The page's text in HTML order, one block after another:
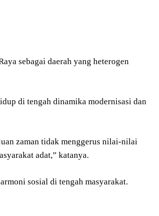
sebagai daerah yang heterogen
di tengah dinamika modernisasi dan
zaman tidak menggerus nilai-nilai
adat,” katanya.
sosial di tengah masyarakat.